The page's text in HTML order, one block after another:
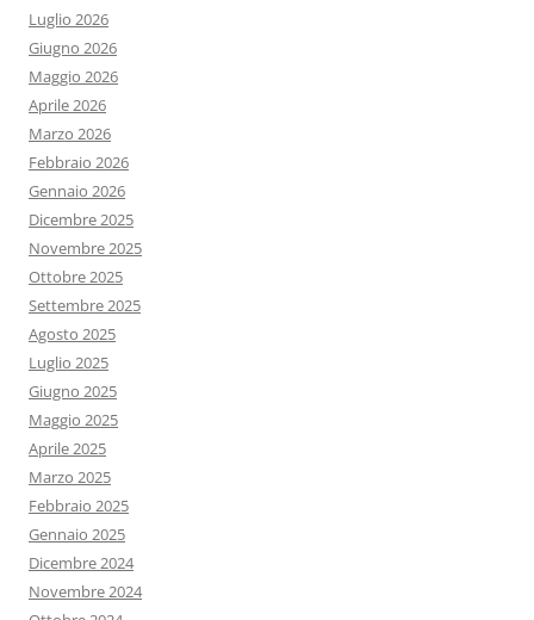
Luglio 2026
Giugno 2026
Maggio 2026
Aprile 2026
Marzo 2026
Febbraio 2026
Gennaio 2026
Dicembre 2025
Novembre 2025
Ottobre 2025
Settembre 2025
Agosto 2025
Luglio 2025
Giugno 2025
Maggio 2025
Aprile 2025
Marzo 2025
Febbraio 2025
Gennaio 2025
Dicembre 2024
Novembre 2024